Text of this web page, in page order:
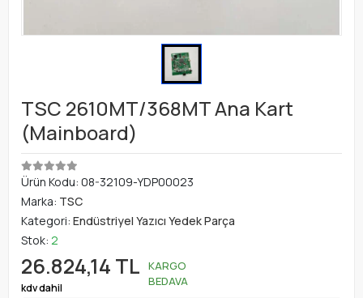
TSC 2610MT/368MT Ana Kart
(Mainboard)
Ürün Kodu: 08-32109-YDP00023
Marka: TSC
Kategori: Endüstriyel Yazıcı Yedek Parça
Stok: 2
26.824,14 TL
kdv dahil
KARGO
BEDAVA